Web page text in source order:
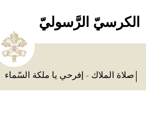
الكرسيّ الرَّسوليّ
صلاة الملاك - إفرحي يا ملكة السّماء